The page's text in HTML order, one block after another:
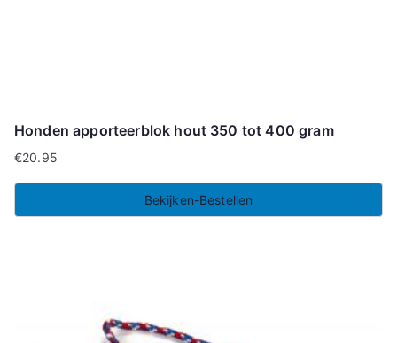
Honden apporteerblok hout 350 tot 400 gram
€20.95
Bekijken-Bestellen